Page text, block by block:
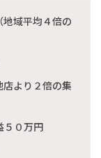
域平均４倍の
より２倍の集
５０万円